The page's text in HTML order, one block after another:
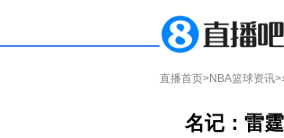
直播首页>NBA篮球资讯>
名记：雷